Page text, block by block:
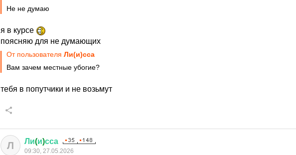
Не не думаю
я в курсе
поясняю для не думающих
От пользователя Ли(и)сса
Вам зачем местные убогие?
тебя в попутчики и не возьмут
Л Ли(и)сса
09:30, 27.05.2026